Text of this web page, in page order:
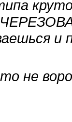
не